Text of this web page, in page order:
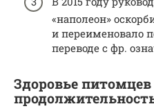
«наполеон»
и переименовало
переводе с фр.
Здоровье